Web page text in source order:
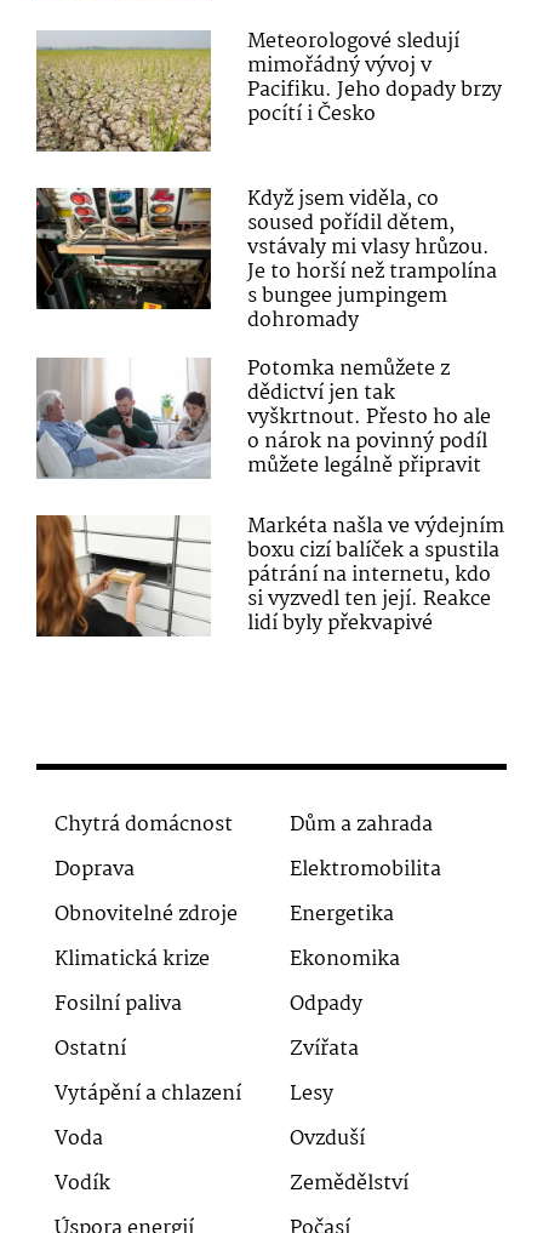
Meteorologové sledují
mimořádný vývoj v
Pacifiku. Jeho dopady brzy
pocítí i Česko
Když jsem viděla, co
soused pořídil dětem,
vstávaly mi vlasy hrůzou.
Je to horší než trampolína
s bungee jumpingem
dohromady
Potomka nemůžete z
dědictví jen tak
vyškrtnout. Přesto ho ale
o nárok na povinný podíl
můžete legálně připravit
Markéta našla ve výdejním
boxu cizí balíček a spustila
pátrání na internetu, kdo
si vyzvedl ten její. Reakce
lidí byly překvapivé
Chytrá domácnost
Dům a zahrada
Doprava
Elektromobilita
Obnovitelné zdroje
Energetika
Klimatická krize
Ekonomika
Fosilní paliva
Odpady
Ostatní
Zvířata
Vytápění a chlazení
Lesy
Voda
Ovzduší
Vodík
Zemědělství